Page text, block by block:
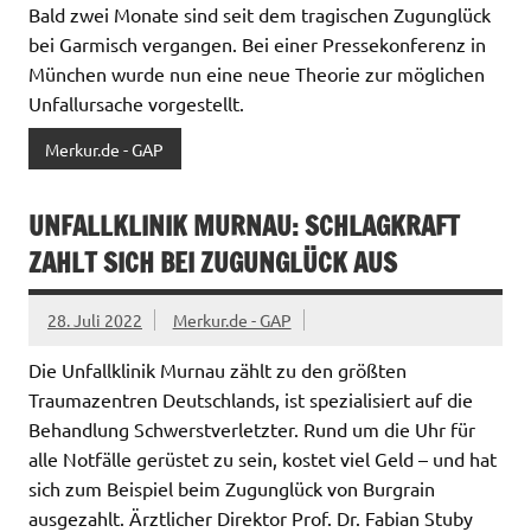
Bald zwei Monate sind seit dem tragischen Zugunglück
bei Garmisch vergangen. Bei einer Pressekonferenz in
München wurde nun eine neue Theorie zur möglichen
Unfallursache vorgestellt.
Merkur.de - GAP
UNFALLKLINIK MURNAU: SCHLAGKRAFT
ZAHLT SICH BEI ZUGUNGLÜCK AUS
28. Juli 2022 Merkur.de - GAP
Die Unfallklinik Murnau zählt zu den größten
Traumazentren Deutschlands, ist spezialisiert auf die
Behandlung Schwerstverletzter. Rund um die Uhr für
alle Notfälle gerüstet zu sein, kostet viel Geld – und hat
sich zum Beispiel beim Zugunglück von Burgrain
ausgezahlt. Ärztlicher Direktor Prof. Dr. Fabian Stuby